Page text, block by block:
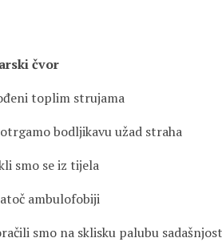
čvor
toplim strujama
bodljikavu užad straha
smo se iz tijela
ambulofobiji
smo na sklisku palubu